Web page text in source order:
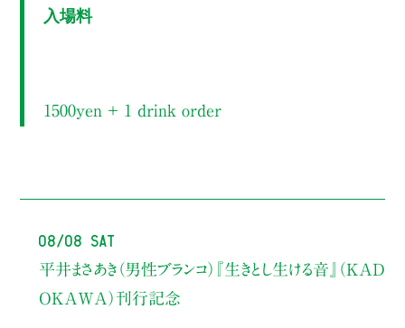
入場料
1500yen ＋ 1 drink order
08/08 Sat
平井まさあき（男性ブランコ） 『生きとし生ける音』（KAD
OKAWA）刊行記念